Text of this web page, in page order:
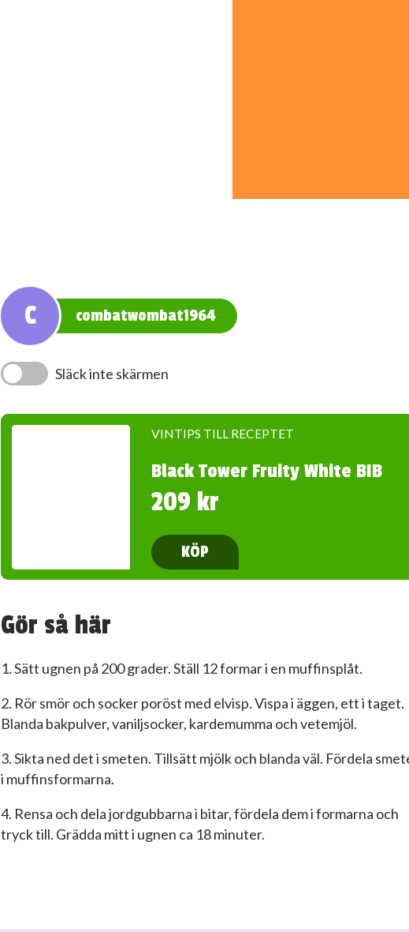
C combatwombat1964
Släck inte skärmen
VINTIPS TILL RECEPTET
Black Tower Fruity White BIB
209 kr
KÖP
Gör så här
1. Sätt ugnen på 200 grader. Ställ 12 formar i en muffinsplåt.
2. Rör smör och socker poröst med elvisp. Vispa i äggen, ett i taget.
Blanda bakpulver, vaniljsocker, kardemumma och vetemjöl.
3. Sikta ned det i smeten. Tillsätt mjölk och blanda väl. Fördela
i muffinsformarna.
4. Rensa och dela jordgubbarna i bitar, fördela dem i formarna och
tryck till. Grädda mitt i ugnen ca 18 minuter.